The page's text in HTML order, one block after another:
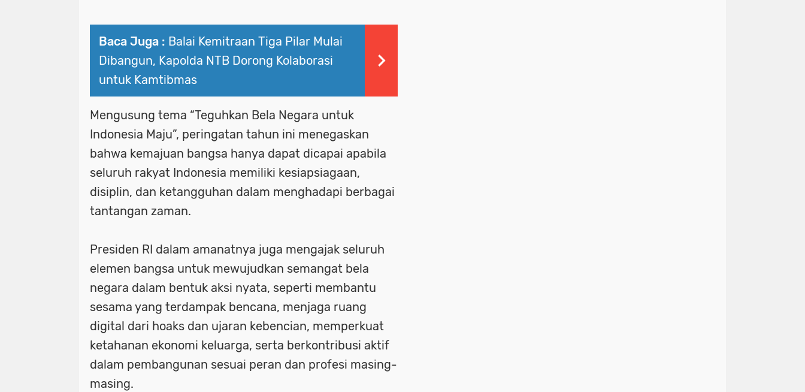
Baca Juga : Balai Kemitraan Tiga Pilar Mulai
Dibangun, Kapolda NTB Dorong Kolaborasi
untuk Kamtibmas
Mengusung tema “Teguhkan Bela Negara untuk
Indonesia Maju”, peringatan tahun ini menegaskan
bahwa kemajuan bangsa hanya dapat dicapai apabila
seluruh rakyat Indonesia memiliki kesiapsiagaan,
disiplin, dan ketangguhan dalam menghadapi berbagai
tantangan zaman.
Presiden RI dalam amanatnya juga mengajak seluruh
elemen bangsa untuk mewujudkan semangat bela
negara dalam bentuk aksi nyata, seperti membantu
sesama yang terdampak bencana, menjaga ruang
digital dari hoaks dan ujaran kebencian, memperkuat
ketahanan ekonomi keluarga, serta berkontribusi aktif
dalam pembangunan sesuai peran dan profesi masing-
masing.